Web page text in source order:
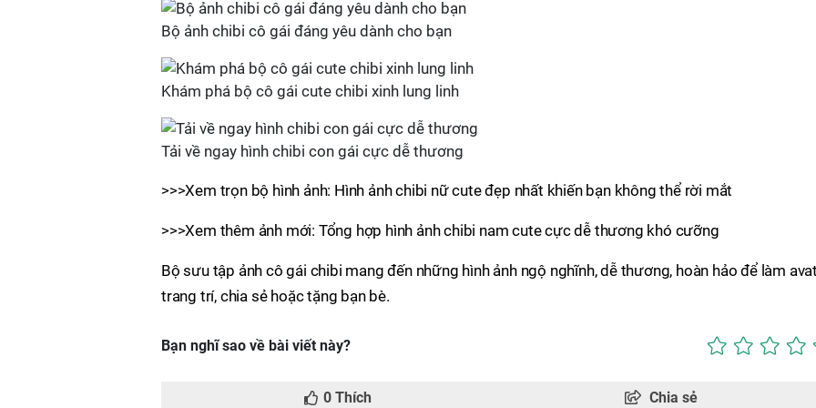
Bộ ảnh chibi cô gái đáng yêu dành cho bạn
Khám phá bộ cô gái cute chibi xinh lung linh
Tải về ngay hình chibi con gái cực dễ thương
>>>Xem trọn bộ hình ảnh: Hình ảnh chibi nữ cute đẹp nhất khiến bạn không thể rời mắt
>>>Xem thêm ảnh mới: Tổng hợp hình ảnh chibi nam cute cực dễ thương khó cưỡng
Bộ sưu tập ảnh cô gái chibi mang đến những hình ảnh ngộ nghĩnh, dễ thương, hoàn hảo để làm
trang trí, chia sẻ hoặc tặng bạn bè.
Bạn nghĩ sao về bài viết này?
0Thích Chia sẻ